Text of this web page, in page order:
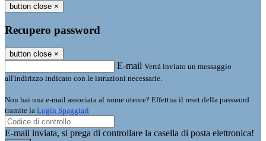
button close ×
Recupero password
button close ×
E-mail Verrà inviato un messaggio
all'indirizzo indicato con le istruzioni necessarie.
Non hai una e-mail associata al nome utente? Effettua il reset della password
tramite la Login Spaggiari
E-mail inviata, si prega di controllare la casella di posta elettronica!